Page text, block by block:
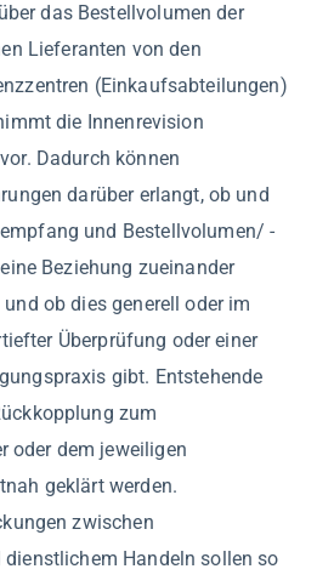
das Bestellvolumen der
Lieferanten von den
(Einkaufsabteilungen)
die Innenrevision
Dadurch können
darüber erlangt, ob und
und Bestellvolumen/ -
Beziehung zueinander
ob dies generell oder im
Überprüfung oder einer
gibt. Entstehende
zum
oder dem jeweiligen
geklärt werden.
zwischen
Handeln sollen so